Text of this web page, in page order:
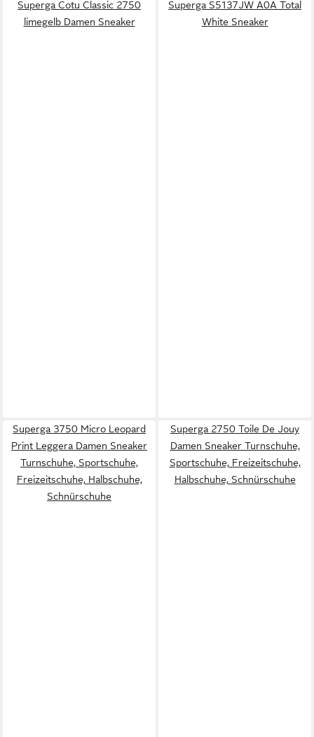
Superga Cotu Classic 2750
limegelb Damen Sneaker
Superga S5137JW A0A Total
White Sneaker
Superga 3750 Micro Leopard
Print Leggera Damen Sneaker
Turnschuhe, Sportschuhe,
Freizeitschuhe, Halbschuhe,
Schnürschuhe
Superga 2750 Toile De Jouy
Damen Sneaker Turnschuhe,
Sportschuhe, Freizeitschuhe,
Halbschuhe, Schnürschuhe